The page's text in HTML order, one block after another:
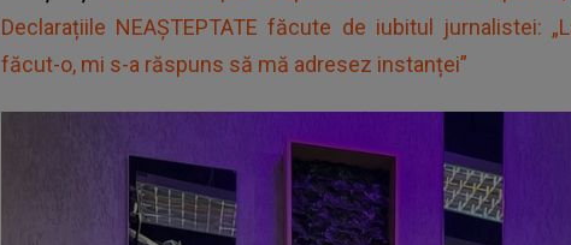
Declarațiile NEAȘTEPTATE făcute de iubitul jurnalistei:
făcut-o, mi s-a răspuns să mă adresez instanței”